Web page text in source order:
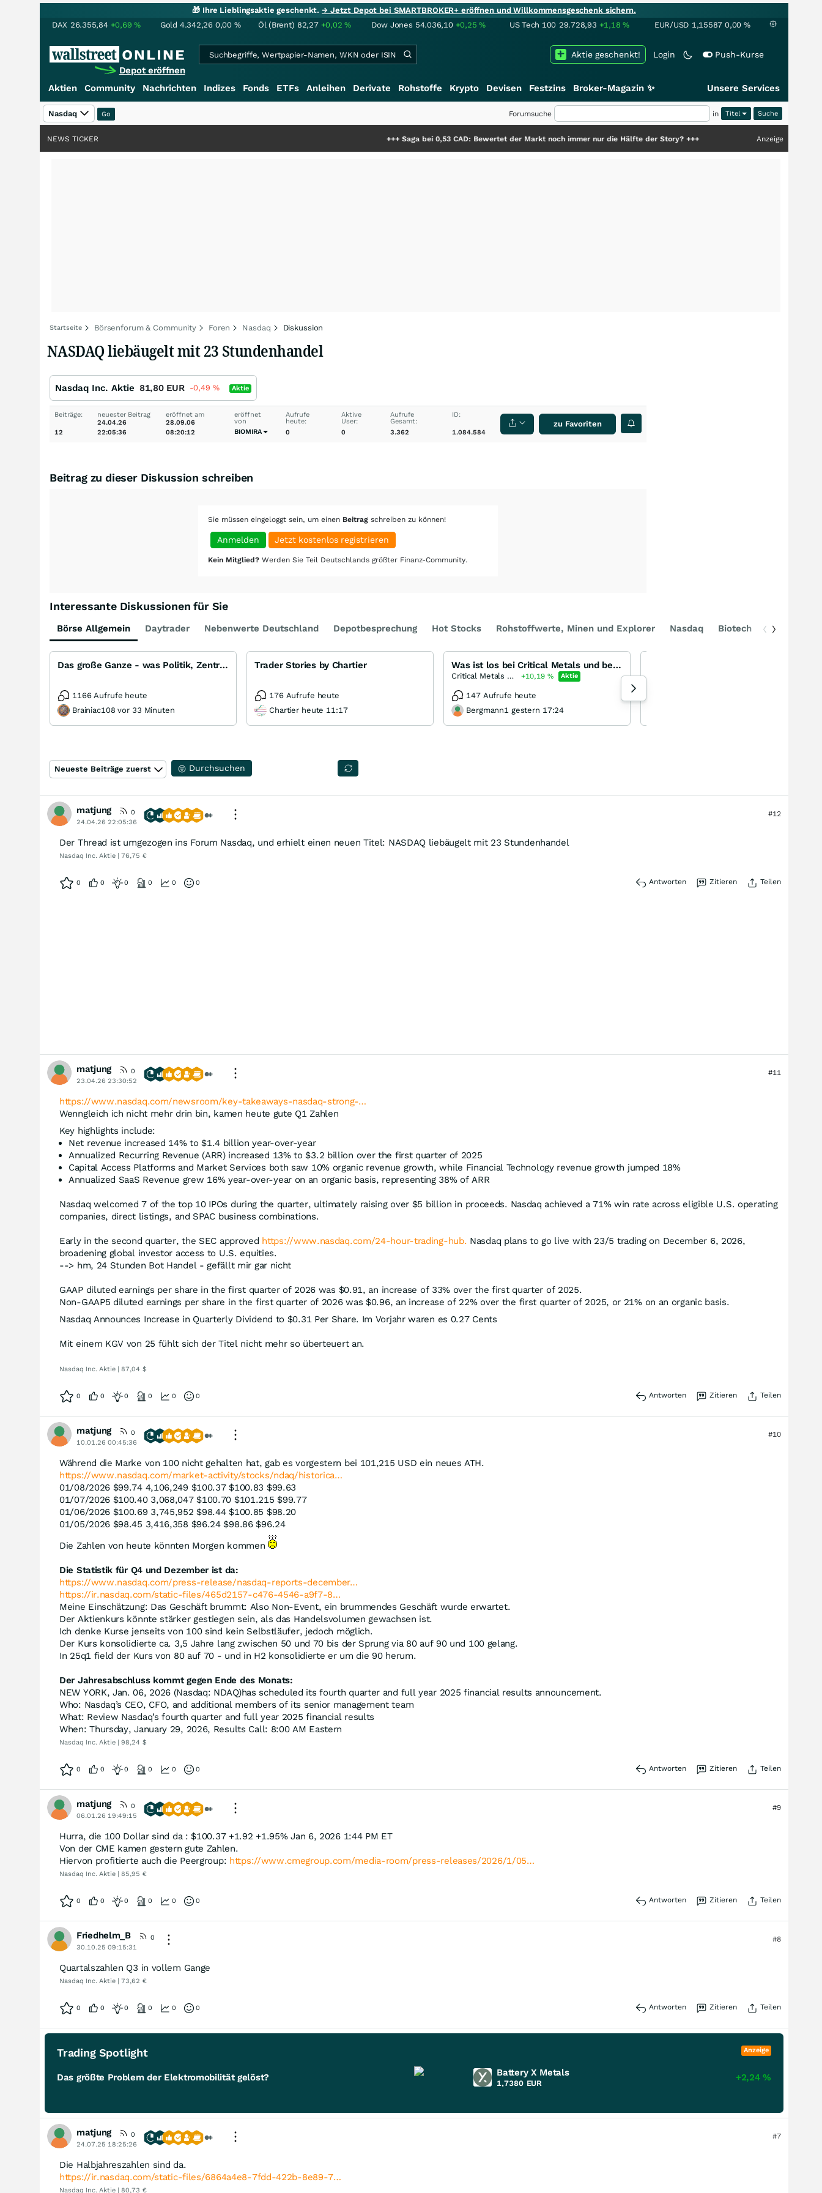
🎁 Ihre Lieblingsaktie geschenkt.→ Jetzt Depot bei SMARTBROKER+ eröffnen und Willkommensgeschenk sichern.
DAX 26.355,84 +0,69% Gold 4.342,26 0,00 % Öl (Brent) 82,27 +0,02% Dow Jones 54.036,10 +0,25% US Tech 100 29.728,93 +1,18% EUR/USD 1,15587 0,00 %
Depot eröffnen
Login Push-Kurse
Aktie geschenkt!
Aktien Community Nachrichten Indizes Fonds ETFs Anleihen Derivate Rohstoffe Krypto Devisen Festzins Broker-Magazin ✨ Unsere Services
Nasdaq Forumsuche in Titel
Saga bei 0,53 CAD: Bewertet der Markt noch immer nur die Hälfte der Story?+++ Anzeige
NEWS TICKER
Startseite Börsenforum & Community Foren Nasdaq Diskussion
NASDAQ liebäugelt mit 23 Stundenhandel
Nasdaq Inc. Aktie 81,80 EUR -0,49 % Aktie
Beiträge:
12
neuester Beitrag
24.04.26
22:05:36
eröffnet am
28.09.06
08:20:12
eröffnet
von
BIOMIRA
Aufrufe
heute:
0
Aktive
User:
0
Aufrufe
Gesamt:
3.362
ID:
1.084.584
zu Favoriten
Beitrag zu dieser Diskussion schreiben
Sie müssen eingeloggt sein, um einen Beitrag schreiben zu können!
Anmelden Jetzt kostenlos registrieren
Kein Mitglied? Werden Sie Teil Deutschlands größter Finanz-Community.
Interessante Diskussionen für Sie
Börse Allgemein Daytrader Nebenwerte Deutschland Depotbesprechung Hot Stocks Rohstoffwerte, Minen und Explorer Nasdaq Biotech DAX
Das große Ganze - was Politik, Zentralbanken, Trends, Medien und Gesellschaft mit Aktien, Rohstoffen
1166 Aufrufe heute
Brainiac108 vor 33 Minuten
Trader Stories by Chartier
176 Aufrufe heute
Chartier heute 11:17
Was ist los bei Critical Metals und bei Tanbreez auf Grönland?
Critical Metals Corporation +10,19% Aktie
147 Aufrufe heute
Bergmann1 gestern 17:24
Neueste Beiträge zuerst Durchsuchen
matjung
0
24.04.26 22:05:36
#12
Der Thread ist umgezogen ins Forum Nasdaq, und erhielt einen neuen Titel: NASDAQ liebäugelt mit 23 Stundenhandel
Nasdaq Inc. Aktie | 76,75 €
0 0 0 0 0 0 Antworten Zitieren Teilen
matjung
0
23.04.26 23:30:52
#11
https://www.nasdaq.com/newsroom/key-takeaways-nasdaq-strong-…
Wenngleich ich nicht mehr drin bin, kamen heute gute Q1 Zahlen
Key highlights include:
Net revenue increased 14% to $1.4 billion year-over-year
Annualized Recurring Revenue (ARR) increased 13% to $3.2 billion over the first quarter of 2025
Capital Access Platforms and Market Services both saw 10% organic revenue growth, while Financial Technology revenue growth jumped 18%
Annualized SaaS Revenue grew 16% year-over-year on an organic basis, representing 38% of ARR
Nasdaq welcomed 7 of the top 10 IPOs during the quarter, ultimately raising over $5 billion in proceeds. Nasdaq achieved a 71% win rate across eligible U.S. operating
companies, direct listings, and SPAC business combinations.
Early in the second quarter, the SEC approved https://www.nasdaq.com/24-hour-trading-hub. Nasdaq plans to go live with 23/5 trading on December 6, 2026,
broadening global investor access to U.S. equities.
--> hm, 24 Stunden Bot Handel - gefällt mir gar nicht
GAAP diluted earnings per share in the first quarter of 2026 was $0.91, an increase of 33% over the first quarter of 2025.
Non-GAAP5 diluted earnings per share in the first quarter of 2026 was $0.96, an increase of 22% over the first quarter of 2025, or 21% on an organic basis.
Nasdaq Announces Increase in Quarterly Dividend to $0.31 Per Share. Im Vorjahr waren es 0.27 Cents
Mit einem KGV von 25 fühlt sich der Titel nicht mehr so überteuert an.
Nasdaq Inc. Aktie | 87,04 $
0 0 0 0 0 0 Antworten Zitieren Teilen
matjung
0
10.01.26 00:45:36
#10
Während die Marke von 100 nicht gehalten hat, gab es vorgestern bei 101,215 USD ein neues ATH.
https://www.nasdaq.com/market-activity/stocks/ndaq/historica…
01/08/2026 $99.74 4,106,249 $100.37 $100.83 $99.63
01/07/2026 $100.40 3,068,047 $100.70 $101.215 $99.77
01/06/2026 $100.69 3,745,952 $98.44 $100.85 $98.20
01/05/2026 $98.45 3,416,358 $96.24 $98.86 $96.24
Die Zahlen von heute könnten Morgen kommen
Die Statistik für Q4 und Dezember ist da:
https://www.nasdaq.com/press-release/nasdaq-reports-december…
https://ir.nasdaq.com/static-files/465d2157-c476-4546-a9f7-8…
Meine Einschätzung: Das Geschäft brummt: Also Non-Event, ein brummendes Geschäft wurde erwartet.
Der Aktienkurs könnte stärker gestiegen sein, als das Handelsvolumen gewachsen ist.
Ich denke Kurse jenseits von 100 sind kein Selbstläufer, jedoch möglich.
Der Kurs konsolidierte ca. 3,5 Jahre lang zwischen 50 und 70 bis der Sprung via 80 auf 90 und 100 gelang.
In 25q1 field der Kurs von 80 auf 70 - und in H2 konsolidierte er um die 90 herum.
Der Jahresabschluss kommt gegen Ende des Monats:
NEW YORK, Jan. 06, 2026 (Nasdaq: NDAQ)has scheduled its fourth quarter and full year 2025 financial results announcement.
Who: Nasdaq’s CEO, CFO, and additional members of its senior management team
What: Review Nasdaq’s fourth quarter and full year 2025 financial results
When: Thursday, January 29, 2026, Results Call: 8:00 AM Eastern
Nasdaq Inc. Aktie | 98,24 $
0 0 0 0 0 0 Antworten Zitieren Teilen
matjung
0
06.01.26 19:49:15
#9
Hurra, die 100 Dollar sind da : $100.37 +1.92 +1.95% Jan 6, 2026 1:44 PM ET
Von der CME kamen gestern gute Zahlen.
Hiervon profitierte auch die Peergroup: https://www.cmegroup.com/media-room/press-releases/2026/1/05…
Nasdaq Inc. Aktie | 85,95 €
0 0 0 0 0 0 Antworten Zitieren Teilen
Friedhelm_B
0
30.10.25 09:15:31
#8
Quartalszahlen Q3 in vollem Gange
Nasdaq Inc. Aktie | 73,62 €
0 0 0 0 0 0 Antworten Zitieren Teilen
Trading Spotlight Anzeige
Das größte Problem der Elektromobilität gelöst? Battery X Metals
1,7380 EUR
+2,24%
matjung
0
24.07.25 18:25:26
#7
Die Halbjahreszahlen sind da.
https://ir.nasdaq.com/static-files/6864a4e8-7fdd-422b-8e89-7…
Nasdaq Inc. Aktie | 80,73 €